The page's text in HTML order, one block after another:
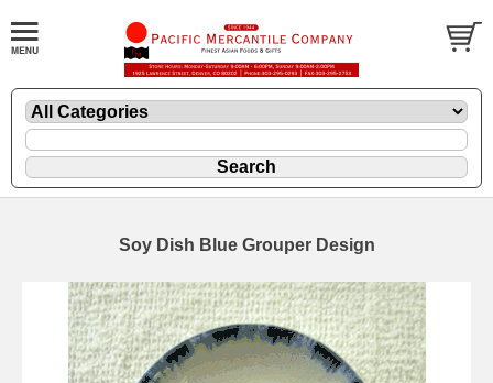
Soy Dish Blue Grouper Design